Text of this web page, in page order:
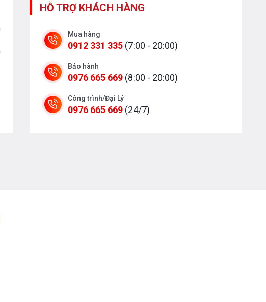
HỖ TRỢ KHÁCH HÀNG
Mua hàng
0912 331 335 (7:00 - 20:00)
Bảo hành
0976 665 669 (8:00 - 20:00)
Công trình/Đại Lý
0976 665 669 (24/7)